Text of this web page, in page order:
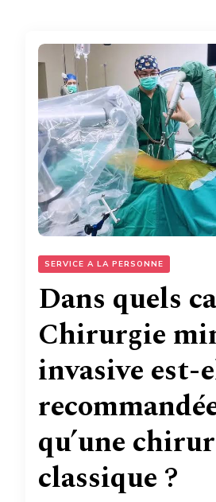
SERVICE A LA PERSONNE
Dans quels
Chirurgie
invasive est-
qu’une
classique ?